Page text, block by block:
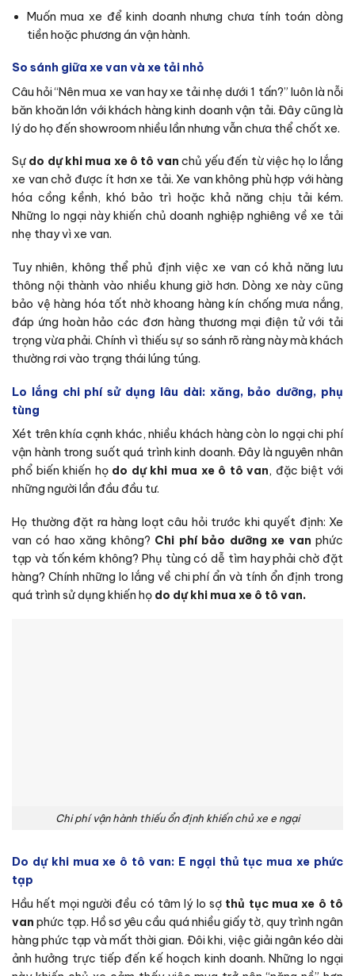
Muốn mua xe để kinh doanh nhưng chưa tính toán dòng
tiền hoặc phương án vận hành.
So sánh giữa xe van và xe tải nhỏ
Câu hỏi “Nên mua xe van hay xe tải nhẹ dưới 1 tấn?” luôn là nỗi
băn khoăn lớn với khách hàng kinh doanh vận tải. Đây cũng là
lý do họ đến showroom nhiều lần nhưng vẫn chưa thể chốt xe.
Sự do dự khi mua xe ô tô van chủ yếu đến từ việc họ lo lắng
xe van chở được ít hơn xe tải. Xe van không phù hợp với hàng
hóa cồng kềnh, khó bảo trì hoặc khả năng chịu tải kém.
Những lo ngại này khiến chủ doanh nghiệp nghiêng về xe tải
nhẹ thay vì xe van.
Tuy nhiên, không thể phủ định việc xe van có khả năng lưu
thông nội thành vào nhiều khung giờ hơn. Dòng xe này cũng
bảo vệ hàng hóa tốt nhờ khoang hàng kín chống mưa nắng,
đáp ứng hoàn hảo các đơn hàng thương mại điện tử với tải
trọng vừa phải. Chính vì thiếu sự so sánh rõ ràng này mà khách
thường rơi vào trạng thái lúng túng.
Lo lắng chi phí sử dụng lâu dài: xăng, bảo dưỡng, phụ
tùng
Xét trên khía cạnh khác, nhiều khách hàng còn lo ngại chi phí
vận hành trong suốt quá trình kinh doanh. Đây là nguyên nhân
phổ biến khiến họ do dự khi mua xe ô tô van, đặc biệt với
những người lần đầu đầu tư.
Họ thường đặt ra hàng loạt câu hỏi trước khi quyết định: Xe
van có hao xăng không? Chi phí bảo dưỡng xe van phức
tạp và tốn kém không? Phụ tùng có dễ tìm hay phải chờ đặt
hàng? Chính những lo lắng về chi phí ẩn và tính ổn định trong
quá trình sử dụng khiến họ do dự khi mua xe ô tô van.
Chi phí vận hành thiếu ổn định khiến chủ xe e ngại
Do dự khi mua xe ô tô van: E ngại thủ tục mua xe phức
tạp
Hầu hết mọi người đều có tâm lý lo sợ thủ tục mua xe ô tô
vanphức tạp. Hồ sơ yêu cầu quá nhiều giấy tờ, quy trình ngân
hàng phức tạp và mất thời gian. Đôi khi, việc giải ngân kéo dài
ảnh hưởng trực tiếp đến kế hoạch kinh doanh. Những lo ngại